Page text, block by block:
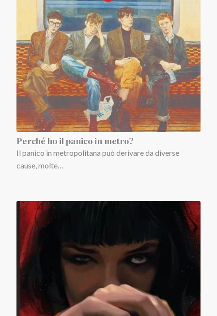
Perché ho il panico in metro?
Il panico in metropolitana può derivare da diverse
cause, molte…